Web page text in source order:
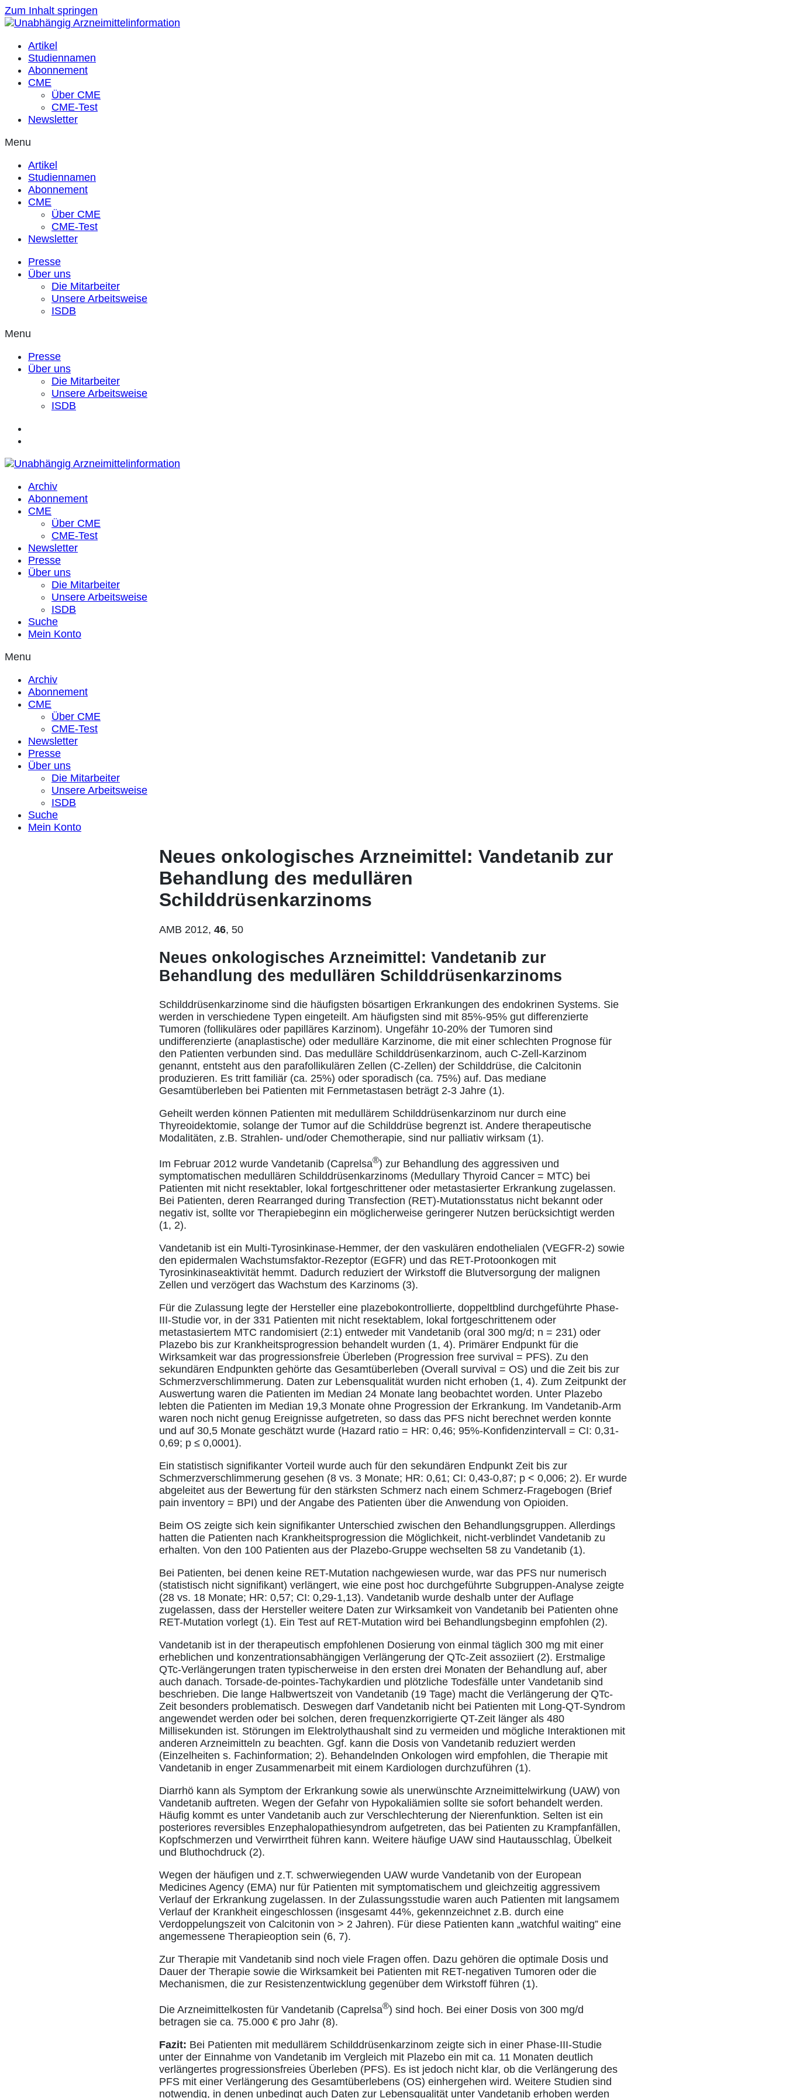
Zum Inhalt springen
Artikel
Studiennamen
Abonnement
CME
Über CME
CME-Test
Newsletter
Menu
Artikel
Studiennamen
Abonnement
CME
Über CME
CME-Test
Newsletter
Presse
Über uns
Die Mitarbeiter
Unsere Arbeitsweise
ISDB
Menu
Presse
Über uns
Die Mitarbeiter
Unsere Arbeitsweise
ISDB
Archiv
Abonnement
CME
Über CME
CME-Test
Newsletter
Presse
Über uns
Die Mitarbeiter
Unsere Arbeitsweise
ISDB
Suche
Mein Konto
Menu
Archiv
Abonnement
CME
Über CME
CME-Test
Newsletter
Presse
Über uns
Die Mitarbeiter
Unsere Arbeitsweise
ISDB
Suche
Mein Konto
Neues onkologisches Arzneimittel: Vandetanib zur
Behandlung des medullären
Schilddrüsenkarzinoms
AMB 2012, 46, 50
Neues onkologisches Arzneimittel: Vandetanib zur
Behandlung des medullären Schilddrüsenkarzinoms
Schilddrüsenkarzinome sind die häufigsten bösartigen Erkrankungen des endokrinen Systems. Sie
werden in verschiedene Typen eingeteilt. Am häufigsten sind mit 85%-95% gut differenzierte
Tumoren (follikuläres oder papilläres Karzinom). Ungefähr 10-20% der Tumoren sind
undifferenzierte (anaplastische) oder medulläre Karzinome, die mit einer schlechten Prognose für
den Patienten verbunden sind. Das medulläre Schilddrüsenkarzinom, auch C-Zell-Karzinom
genannt, entsteht aus den parafollikulären Zellen (C-Zellen) der Schilddrüse, die Calcitonin
produzieren. Es tritt familiär (ca. 25%) oder sporadisch (ca. 75%) auf. Das mediane
Gesamtüberleben bei Patienten mit Fernmetastasen beträgt 2-3 Jahre (1).
Geheilt werden können Patienten mit medullärem Schilddrüsenkarzinom nur durch eine
Thyreoidektomie, solange der Tumor auf die Schilddrüse begrenzt ist. Andere therapeutische
Modalitäten, z.B. Strahlen- und/oder Chemotherapie, sind nur palliativ wirksam (1).
Im Februar 2012 wurde Vandetanib (Caprelsa®) zur Behandlung des aggressiven und
symptomatischen medullären Schilddrüsenkarzinoms (Medullary Thyroid Cancer = MTC) bei
Patienten mit nicht resektabler, lokal fortgeschrittener oder metastasierter Erkrankung zugelassen.
Bei Patienten, deren Rearranged during Transfection (RET)-Mutationsstatus nicht bekannt oder
negativ ist, sollte vor Therapiebeginn ein möglicherweise geringerer Nutzen berücksichtigt werden
(1, 2).
Vandetanib ist ein Multi-Tyrosinkinase-Hemmer, der den vaskulären endothelialen (VEGFR-2) sowie
den epidermalen Wachstumsfaktor-Rezeptor (EGFR) und das RET-Protoonkogen mit
Tyrosinkinaseaktivität hemmt. Dadurch reduziert der Wirkstoff die Blutversorgung der malignen
Zellen und verzögert das Wachstum des Karzinoms (3).
Für die Zulassung legte der Hersteller eine plazebokontrollierte, doppeltblind durchgeführte Phase-
III-Studie vor, in der 331 Patienten mit nicht resektablem, lokal fortgeschrittenem oder
metastasiertem MTC randomisiert (2:1) entweder mit Vandetanib (oral 300 mg/d; n = 231) oder
Plazebo bis zur Krankheitsprogression behandelt wurden (1, 4). Primärer Endpunkt für die
Wirksamkeit war das progressionsfreie Überleben (Progression free survival = PFS). Zu den
sekundären Endpunkten gehörte das Gesamtüberleben (Overall survival = OS) und die Zeit bis zur
Schmerzverschlimmerung. Daten zur Lebensqualität wurden nicht erhoben (1, 4). Zum Zeitpunkt der
Auswertung waren die Patienten im Median 24 Monate lang beobachtet worden. Unter Plazebo
lebten die Patienten im Median 19,3 Monate ohne Progression der Erkrankung. Im Vandetanib-Arm
waren noch nicht genug Ereignisse aufgetreten, so dass das PFS nicht berechnet werden konnte
und auf 30,5 Monate geschätzt wurde (Hazard ratio = HR: 0,46; 95%-Konfidenzintervall = CI: 0,31-
0,69; p ≤ 0,0001).
Ein statistisch signifikanter Vorteil wurde auch für den sekundären Endpunkt Zeit bis zur
Schmerzverschlimmerung gesehen (8 vs. 3 Monate; HR: 0,61; CI: 0,43-0,87; p < 0,006; 2). Er wurde
abgeleitet aus der Bewertung für den stärksten Schmerz nach einem Schmerz-Fragebogen (Brief
pain inventory = BPI) und der Angabe des Patienten über die Anwendung von Opioiden.
Beim OS zeigte sich kein signifikanter Unterschied zwischen den Behandlungsgruppen. Allerdings
hatten die Patienten nach Krankheitsprogression die Möglichkeit, nicht-verblindet Vandetanib zu
erhalten. Von den 100 Patienten aus der Plazebo-Gruppe wechselten 58 zu Vandetanib (1).
Bei Patienten, bei denen keine RET-Mutation nachgewiesen wurde, war das PFS nur numerisch
(statistisch nicht signifikant) verlängert, wie eine post hoc durchgeführte Subgruppen-Analyse zeigte
(28 vs. 18 Monate; HR: 0,57; CI: 0,29-1,13). Vandetanib wurde deshalb unter der Auflage
zugelassen, dass der Hersteller weitere Daten zur Wirksamkeit von Vandetanib bei Patienten ohne
RET-Mutation vorlegt (1). Ein Test auf RET-Mutation wird bei Behandlungsbeginn empfohlen (2).
Vandetanib ist in der therapeutisch empfohlenen Dosierung von einmal täglich 300 mg mit einer
erheblichen und konzentrationsabhängigen Verlängerung der QTc-Zeit assoziiert (2). Erstmalige
QTc-Verlängerungen traten typischerweise in den ersten drei Monaten der Behandlung auf, aber
auch danach. Torsade-de-pointes-Tachykardien und plötzliche Todesfälle unter Vandetanib sind
beschrieben. Die lange Halbwertszeit von Vandetanib (19 Tage) macht die Verlängerung der QTc-
Zeit besonders problematisch. Deswegen darf Vandetanib nicht bei Patienten mit Long-QT-Syndrom
angewendet werden oder bei solchen, deren frequenzkorrigierte QT-Zeit länger als 480
Millisekunden ist. Störungen im Elektrolythaushalt sind zu vermeiden und mögliche Interaktionen mit
anderen Arzneimitteln zu beachten. Ggf. kann die Dosis von Vandetanib reduziert werden
(Einzelheiten s. Fachinformation; 2). Behandelnden Onkologen wird empfohlen, die Therapie mit
Vandetanib in enger Zusammenarbeit mit einem Kardiologen durchzuführen (1).
Diarrhö kann als Symptom der Erkrankung sowie als unerwünschte Arzneimittelwirkung (UAW) von
Vandetanib auftreten. Wegen der Gefahr von Hypokaliämien sollte sie sofort behandelt werden.
Häufig kommt es unter Vandetanib auch zur Verschlechterung der Nierenfunktion. Selten ist ein
posteriores reversibles Enzephalopathiesyndrom aufgetreten, das bei Patienten zu Krampfanfällen,
Kopfschmerzen und Verwirrtheit führen kann. Weitere häufige UAW sind Hautausschlag, Übelkeit
und Bluthochdruck (2).
Wegen der häufigen und z.T. schwerwiegenden UAW wurde Vandetanib von der European
Medicines Agency (EMA) nur für Patienten mit symptomatischem und gleichzeitig aggressivem
Verlauf der Erkrankung zugelassen. In der Zulassungsstudie waren auch Patienten mit langsamem
Verlauf der Krankheit eingeschlossen (insgesamt 44%, gekennzeichnet z.B. durch eine
Verdoppelungszeit von Calcitonin von > 2 Jahren). Für diese Patienten kann „watchful waiting” eine
angemessene Therapieoption sein (6, 7).
Zur Therapie mit Vandetanib sind noch viele Fragen offen. Dazu gehören die optimale Dosis und
Dauer der Therapie sowie die Wirksamkeit bei Patienten mit RET-negativen Tumoren oder die
Mechanismen, die zur Resistenzentwicklung gegenüber dem Wirkstoff führen (1).
Die Arzneimittelkosten für Vandetanib (Caprelsa®) sind hoch. Bei einer Dosis von 300 mg/d
betragen sie ca. 75.000 € pro Jahr (8).
Fazit: Bei Patienten mit medullärem Schilddrüsenkarzinom zeigte sich in einer Phase-III-Studie
unter der Einnahme von Vandetanib im Vergleich mit Plazebo ein mit ca. 11 Monaten deutlich
verlängertes progressionsfreies Überleben (PFS). Es ist jedoch nicht klar, ob die Verlängerung des
PFS mit einer Verlängerung des Gesamtüberlebens (OS) einhergehen wird. Weitere Studien sind
notwendig, in denen unbedingt auch Daten zur Lebensqualität unter Vandetanib erhoben werden